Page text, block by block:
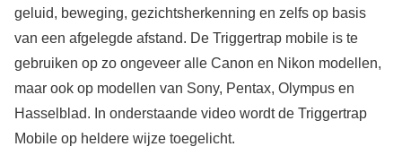
geluid, beweging, gezichtsherkenning en zelfs op basis
van een afgelegde afstand. De Triggertrap mobile is te
gebruiken op zo ongeveer alle Canon en Nikon modellen,
maar ook op modellen van Sony, Pentax, Olympus en
Hasselblad. In onderstaande video wordt de Triggertrap
Mobile op heldere wijze toegelicht.